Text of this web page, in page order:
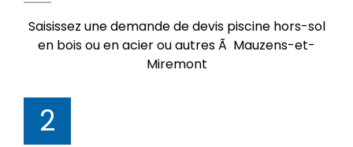
Saisissez une demande de devis piscine hors-sol
en bois ou en acier ou autres Ã Mauzens-et-
Miremont
2